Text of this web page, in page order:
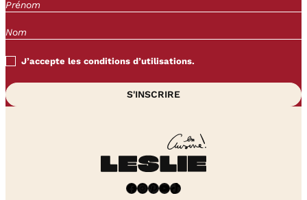
J’accepte les conditions d’utilisations.
Facebook InstagramPinterest YouTube TikTok